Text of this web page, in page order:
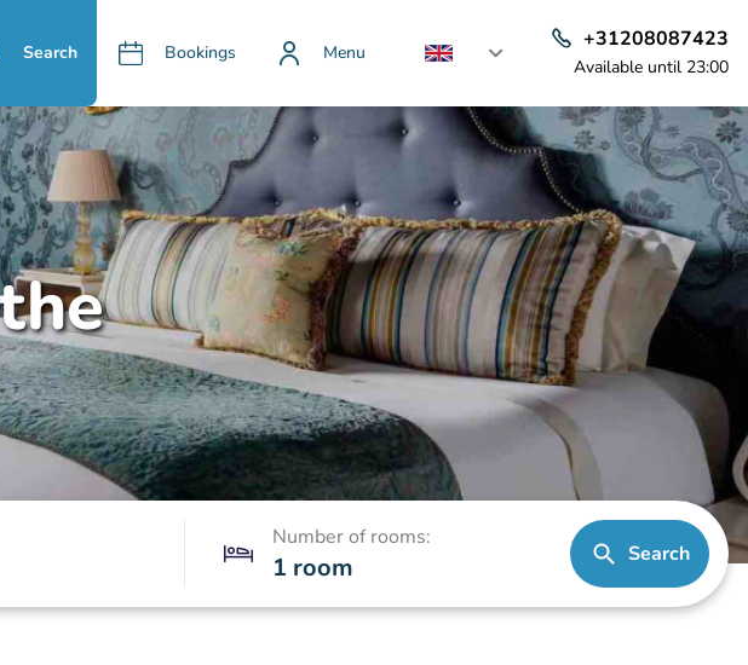
Search Bookings Menu
+31208087423
Available until 23:00
Number of rooms:
1 room Search